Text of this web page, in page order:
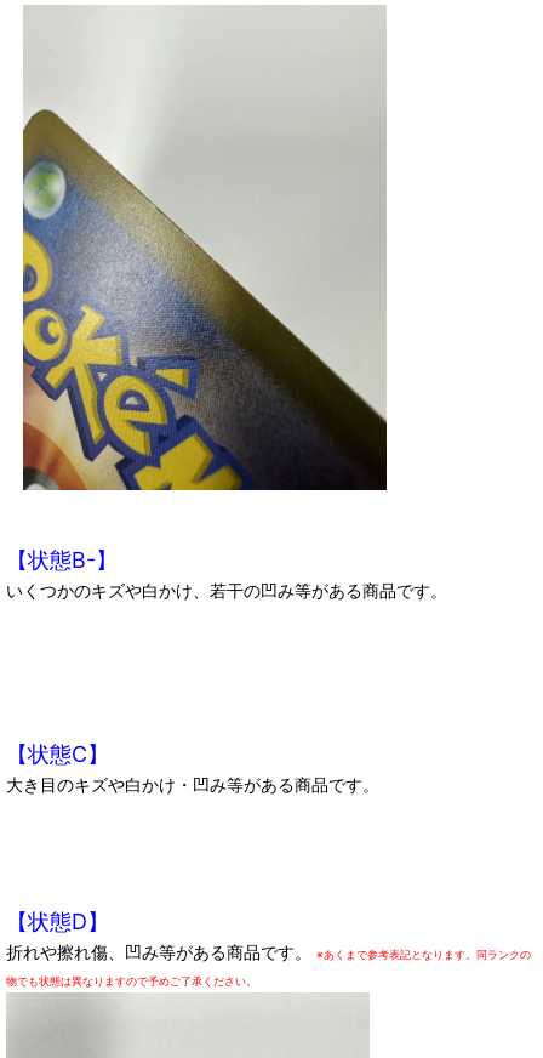
【状態B-】
いくつかのキズや白かけ、若干の凹み等がある商品です。
【状態C】
大き目のキズや白かけ・凹み等がある商品です。
【状態D】
折れや擦れ傷、凹み等がある商品です。
※あくまで参考表記となります。同ランクの
物でも状態は異なりますので予めご了承ください。